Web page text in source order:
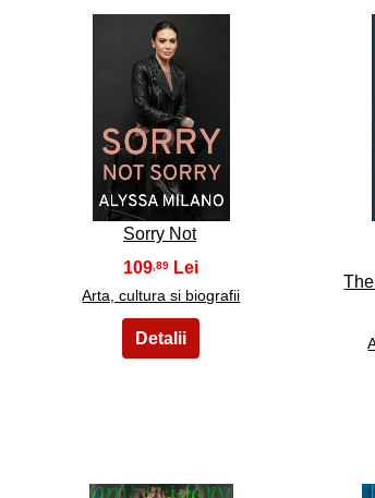
21
Sorry Not
109,89
Arta, cultura si biografii